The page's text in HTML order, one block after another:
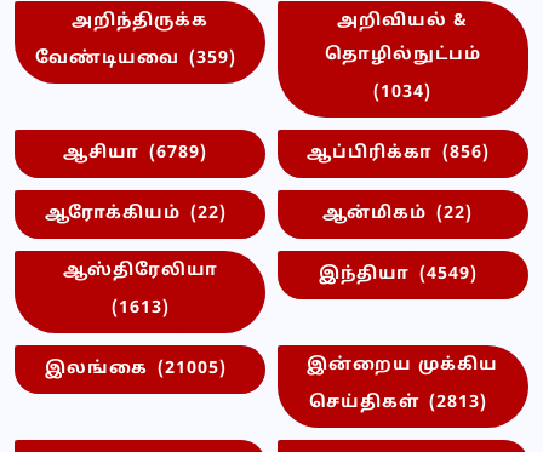
அறிந்திருக்க
வேண்டியவை (359)
அறிவியல் &
தொழில்நுட்பம்
(1034)
ஆசியா (6789) ஆப்பிரிக்கா (856)
ஆரோக்கியம் (22) ஆன்மிகம் (22)
ஆஸ்திரேலியா
(1613)
இந்தியா (4549)
இலங்கை (21005)
இன்றைய முக்கிய
செய்திகள் (2813)